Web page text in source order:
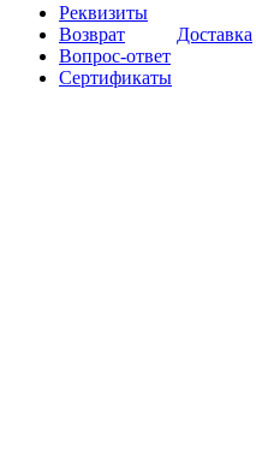
Реквизиты
Возврат
Вопрос-ответ
Сертификаты
Доставка